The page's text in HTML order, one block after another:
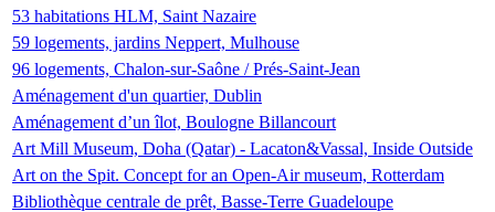
53 habitations HLM, Saint Nazaire
59 logements, jardins Neppert, Mulhouse
96 logements, Chalon-sur-Saône / Prés-Saint-Jean
Aménagement d'un quartier, Dublin
Aménagement d’un îlot, Boulogne Billancourt
Art Mill Museum, Doha (Qatar) - Lacaton&Vassal, Inside Outside
Art on the Spit. Concept for an Open-Air museum, Rotterdam
Bibliothèque centrale de prêt, Basse-Terre Guadeloupe